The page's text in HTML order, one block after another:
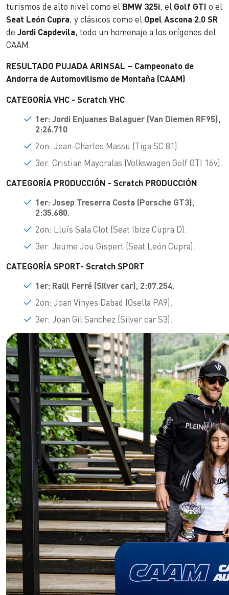
turismos de alto nivel como el BMW 325i, el Golf GTI o el
Seat León Cupra, y clásicos como el Opel Ascona 2.0 SR
de Jordi Capdevila, todo un homenaje a los orígenes del
CAAM.
RESULTADO PUJADA ARINSAL – Campeonato de
Andorra de Automovilismo de Montaña (CAAM)
CATEGORÍA VHC - Scratch VHC
1er: Jordi Enjuanes Balaguer (Van Diemen RF95),
2:26.710
2on: Jean-Charles Massu (Tiga SC 81).
3er: Cristian Mayoralas (Volkswagen Golf GTI 16v).
CATEGORÍA PRODUCCIÓN - Scratch PRODUCCIÓN
1er: Josep Treserra Costa (Porsche GT3),
2:35.680.
2on: Lluís Sala Clot (Seat Ibiza Cupra D).
3er: Jaume Jou Gispert (Seat León Cupra).
CATEGORÍA SPORT- Scratch SPORT
1er: Raül Ferré (Silver car), 2:07.254.
2on: Joan Vinyes Dabad (Osella PA9).
3er: Joan Gil Sanchez (Silver car S3).